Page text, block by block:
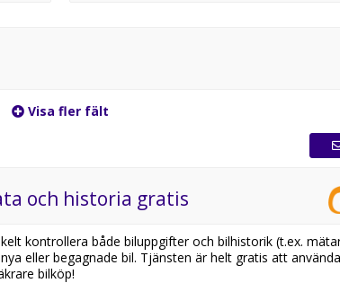
våra fordon. Vi erbjuder en månads gratis
rapport ingår på alla våra fordon klicka på länken
Visa fler fält
och historia gratis
kontrollera både biluppgifter och bilhistorik (t.ex.
eller begagnade bil. Tjänsten är helt gratis att
bilköp!